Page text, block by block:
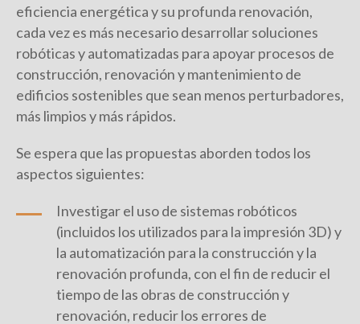
eficiencia energética y su profunda renovación,
cada vez es más necesario desarrollar soluciones
robóticas y automatizadas para apoyar procesos de
construcción, renovación y mantenimiento de
edificios sostenibles que sean menos perturbadores,
más limpios y más rápidos.
Se espera que las propuestas aborden todos los
aspectos siguientes:
Investigar el uso de sistemas robóticos
(incluidos los utilizados para la impresión 3D) y
la automatización para la construcción y la
renovación profunda, con el fin de reducir el
tiempo de las obras de construcción y
renovación, reducir los errores de